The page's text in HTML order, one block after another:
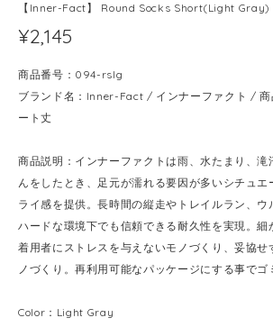
【Inner-Fact】 Round Socks Short(Light Gray)
¥2,145
商品番号：094-rslg
ブランド名：Inner-Fact / インナーファクト / 商
ート丈
商品説明：インナーファクトは雨、水たまり、
んをしたとき、足元が濡れる要因が多いシチュエ
ライ感を提供。長時間の縦走やトレイルラン、ウ
ハードな環境下でも信頼できる耐久性を実現。細
着用者にストレスを与えないモノづくり、妥協せ
ノづくり。再利用可能なパッケージにする事でゴ
Color：Light Gray